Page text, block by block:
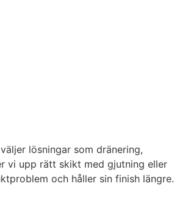
lösningar som dränering,
vi upp rätt skikt med gjutning eller
och håller sin finish längre.